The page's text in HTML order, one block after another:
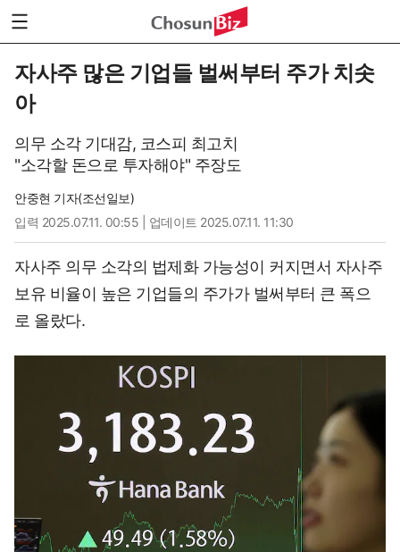
자사주 많은 기업들 벌써부터 주가 치솟
아
의무 소각 기대감, 코스피 최고치
"소각할 돈으로 투자해야" 주장도
안중현 기자(조선일보)
입력 2025.07.11. 00:55 | 업데이트 2025.07.11. 11:30
자사주 의무 소각의 법제화 가능성이 커지면서 자사주
보유 비율이 높은 기업들의 주가가 벌써부터 큰 폭으
로 올랐다.